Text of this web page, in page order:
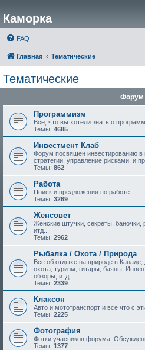
Каморка
FAQ
Главная Тематические
Тематические
Форум
Программизм
Все, что вы хотели знать о
Темы: 4685
Инвестмент Клаб
Форум посвящен инвестированию в
стратегии, управление рисками, и
Темы: 862
Работа
Поиск и предложения по работе.
Темы: 3269
Женсовет
Женские штучки, секреты, баночки,
итд...
Темы: 2962
Рыбалка / Охота / Природа
Все об отдыхе на природе в
охота, туризм, гитары, баяны.
обзоры, итд...
Темы: 2339
Клаксон
Авто и мототранспорт и все что с
Темы: 2225
Фотография
Фотки учасников форума.
Темы: 1377